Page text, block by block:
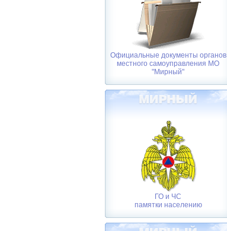
Официальные документы органов
местного самоуправления МО
"Мирный"
ГО и ЧС
памятки населению